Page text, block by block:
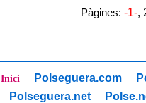
Pàgines: -1-,
Inici Polseguera.com
Polseguera.net